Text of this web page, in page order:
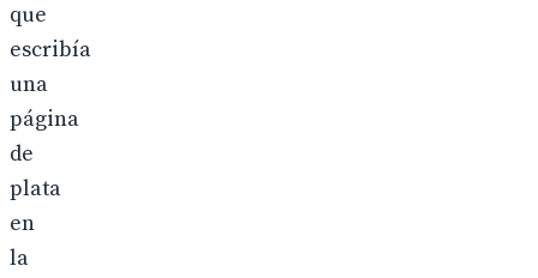
que
escribía
una
página
de
plata
en
la